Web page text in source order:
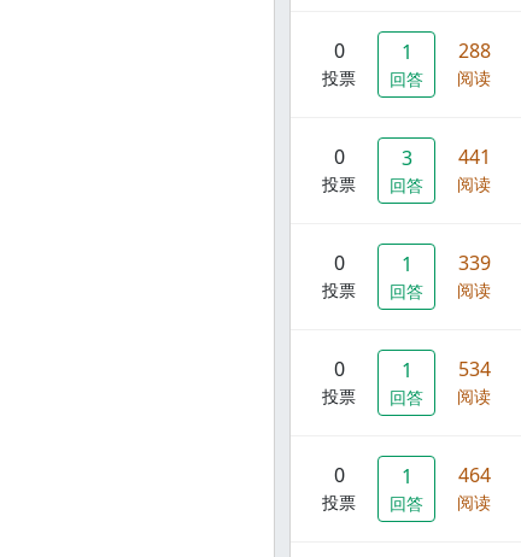
0
投票
1
回答
288
阅读
0
投票
3
回答
441
阅读
0
投票
1
回答
339
阅读
0
投票
1
回答
534
阅读
0
投票
1
回答
464
阅读